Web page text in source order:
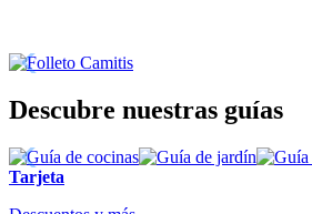
Descubre nuestras guías
Tarjeta